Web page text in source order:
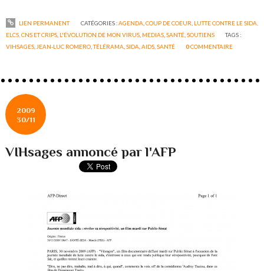
LIEN PERMANENT CATÉGORIES :AGENDA COUP DE COEUR LUTTE CONTRE LE SIDA,
ELCS, CNS ET CRIPS L'ÉVOLUTION DE MON VIRUS MEDIAS ,SANTÉ ,SOUTIENS
TAGS :
VIHSAGES JEAN-LUC ROMERO ,TÉLÉRAMA ,SIDA ,AIDS ,SANTÉ 0COMMENTAIRE
2009
30/11
VIHsages annoncé par l'AFP